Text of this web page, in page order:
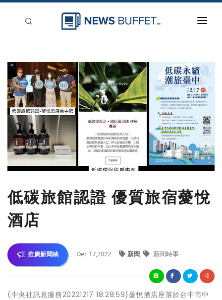
新聞稿分類
登入
刊登
低碳旅館認證 優質旅宿薆悅
酒店
推廣新聞稿 Dec 17,2022 新聞 新聞時事
(中央社訊息服務20221217 18:28:59)薆悅酒店座落於台中市中